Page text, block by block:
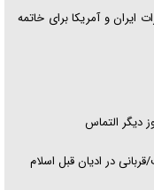
ایران و آمریکا برای خاتمه
دیگر التماس
در ادیان قبل اسلام